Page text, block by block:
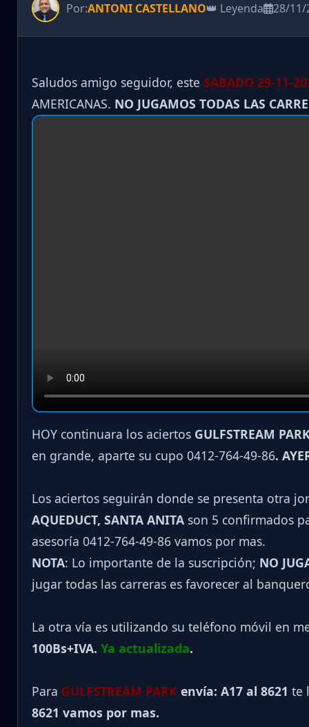
Por:ANTONI CASTELLANO👑 Leyenda 28/11/
Saludos amigo seguidor, este SABADO 29-11-
AMERICANAS. NO JUGAMOS TODAS LAS
HOY continuara los aciertos GULFSTREAM
en grande, aparte su cupo 0412-764-49-86.
Los aciertos seguirán donde se presenta otra
AQUEDUCT, SANTA ANITA son 5 confirmados
asesoría 0412-764-49-86 vamos por mas.
NOTA: Lo importante de la suscripción; NO
jugar todas las carreras es favorecer al
La otra vía es utilizando su teléfono móvil en
100Bs+IVA. Ya actualizada.
Para GULFSTREAM PARK envía: A17 al 8621 te
8621 vamos por mas.